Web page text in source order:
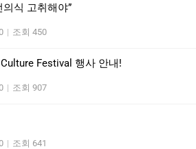
식 고취해야”
| 조회 450
Festival 행사 안내!
| 조회 907
| 조회 641